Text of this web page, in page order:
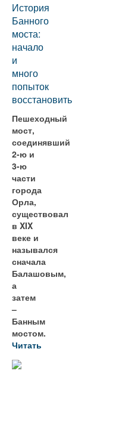
История
Банного
моста:
начало
и
много
попыток
восстановить
Пешеходный
мост,
соединявший
2-ю и
3-ю
части
города
Орла,
существовал
в XIX
веке и
назывался
сначала
Балашовым,
а
затем
–
Банным
мостом.
Читать